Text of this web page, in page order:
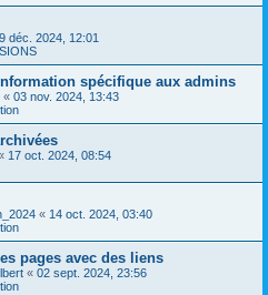
déc. 2024, 12:01
spécifique aux admins
« 03 nov. 2024, 13:43
17 oct. 2024, 08:54
« 14 oct. 2024, 03:40
pages avec des liens
« 02 sept. 2024, 23:56